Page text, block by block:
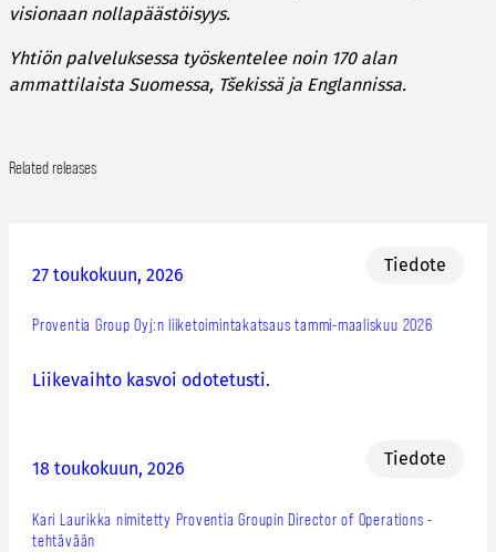
visionaan nollapäästöisyys.
Yhtiön palveluksessa työskentelee noin 170 alan
ammattilaista Suomessa, Tšekissä ja Englannissa.
Related releases
27 toukokuun, 2026 Tiedote
Proventia Group Oyj:n liiketoimintakatsaus tammi-maaliskuu 2026
Liikevaihto kasvoi odotetusti.
18 toukokuun, 2026 Tiedote
Kari Laurikka nimitetty Proventia Groupin Director of Operations -
tehtävään